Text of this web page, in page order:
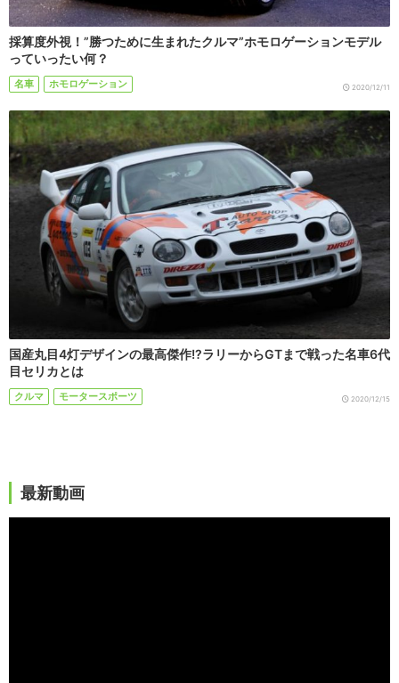
採算度外視！”勝つために生まれたクルマ”ホモロゲーションモデル
っていったい何？
名車 ホモロゲーション 2020/12/11
国産丸目4灯デザインの最高傑作!?ラリーからGTまで戦った名車6代
目セリカとは
クルマ モータースポーツ 2020/12/15
最新動画